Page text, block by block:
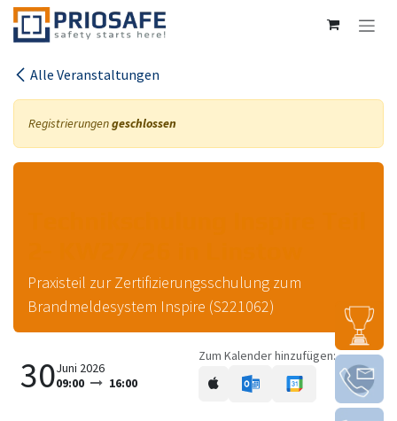
Zum Inhalt springen
Alle Veranstaltungen
Registrierungengeschlossen
Praxisteil zur Zertifizierungsschulung zum
Brandmeldesystem Inspire (S221062)
30Juni 2026
09:00
16:00
Zum Kalender hinzufügen: